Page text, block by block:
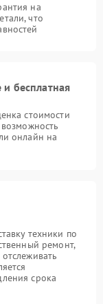
на
что
бесплатная
стоимости
онлайн на
техники по
ремонт,
срока